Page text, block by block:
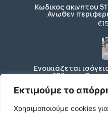
Εκτιμούμε το
Χρησιμοποιούμε cookies
Κωδικος ακινητου
Ανωθεν
Ενοικιάζεται
197 τ.μ.